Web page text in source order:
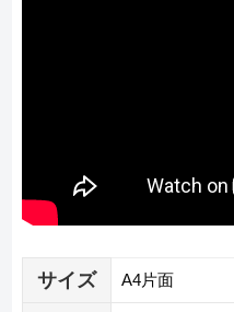
サイズ A4片面